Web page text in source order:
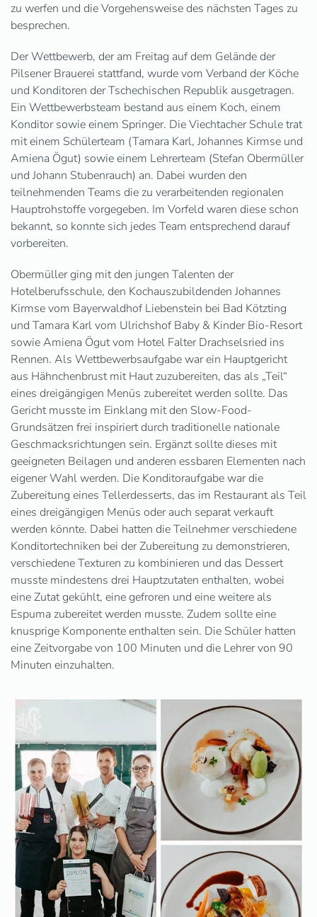
zu werfen und die Vorgehensweise des nächsten Tages zu
besprechen.
Der Wettbewerb, der am Freitag auf dem Gelände der
Pilsener Brauerei stattfand, wurde vom Verband der Köche
und Konditoren der Tschechischen Republik ausgetragen.
Ein Wettbewerbsteam bestand aus einem Koch, einem
Konditor sowie einem Springer. Die Viechtacher Schule trat
mit einem Schülerteam (Tamara Karl, Johannes Kirmse und
Amiena Ögut) sowie einem Lehrerteam (Stefan Obermüller
und Johann Stubenrauch) an. Dabei wurden den
teilnehmenden Teams die zu verarbeitenden regionalen
Hauptrohstoffe vorgegeben. Im Vorfeld waren diese schon
bekannt, so konnte sich jedes Team entsprechend darauf
vorbereiten.
Obermüller ging mit den jungen Talenten der
Hotelberufsschule, den Kochauszubildenden Johannes
Kirmse vom Bayerwaldhof Liebenstein bei Bad Kötzting
und Tamara Karl vom Ulrichshof Baby & Kinder Bio-Resort
sowie Amiena Ögut vom Hotel Falter Drachselsried ins
Rennen. Als Wettbewerbsaufgabe war ein Hauptgericht
aus Hähnchenbrust mit Haut zuzubereiten, das als „Teil“
eines dreigängigen Menüs zubereitet werden sollte. Das
Gericht musste im Einklang mit den Slow-Food-
Grundsätzen frei inspiriert durch traditionelle nationale
Geschmacksrichtungen sein. Ergänzt sollte dieses mit
geeigneten Beilagen und anderen essbaren Elementen nach
eigener Wahl werden. Die Konditoraufgabe war die
Zubereitung eines Tellerdesserts, das im Restaurant als Teil
eines dreigängigen Menüs oder auch separat verkauft
werden könnte. Dabei hatten die Teilnehmer verschiedene
Konditortechniken bei der Zubereitung zu demonstrieren,
verschiedene Texturen zu kombinieren und das Dessert
musste mindestens drei Hauptzutaten enthalten, wobei
eine Zutat gekühlt, eine gefroren und eine weitere als
Espuma zubereitet werden musste. Zudem sollte eine
knusprige Komponente enthalten sein. Die Schüler hatten
eine Zeitvorgabe von 100 Minuten und die Lehrer von 90
Minuten einzuhalten.